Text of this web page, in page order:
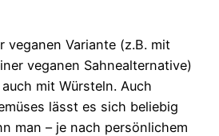
veganen Variante (z.B. mit
veganen Sahnealternative)
mit Würsteln. Auch
lässt es sich beliebig
man – je nach persönlichem